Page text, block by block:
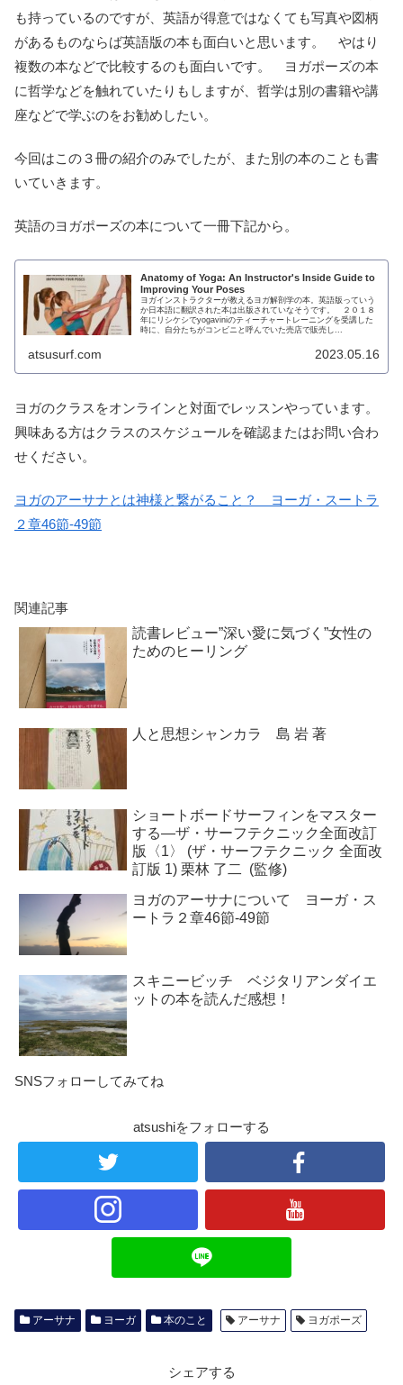
も持っているのですが、英語が得意ではなくても写真や図柄
があるものならば英語版の本も面白いと思います。 やはり
複数の本などで比較するのも面白いです。 ヨガポーズの本
に哲学などを触れていたりもしますが、哲学は別の書籍や講
座などで学ぶのをお勧めしたい。
今回はこの３冊の紹介のみでしたが、また別の本のことも書
いていきます。
英語のヨガポーズの本について一冊下記から。
Anatomy of Yoga: An Instructor's Inside Guide to
Improving Your Poses
ヨガインストラクターが教えるヨガ解剖学の本。英語版っていう
か日本語に翻訳された本は出版されていなそうです。 ２０１８
年にリシケシでyogaviniのティーチャートレーニングを受講した
時に、自分たちがコンビニと呼んでいた売店で販売し...
atsusurf.com 2023.05.16
ヨガのクラスをオンラインと対面でレッスンやっています。
興味ある方はクラスのスケジュールを確認またはお問い合わ
せください。
ヨガのアーサナとは神様と繋がること？ ヨーガ・スートラ
２章46節-49節
関連記事
読書レビュー”深い愛に気づく”女性の
ためのヒーリング
人と思想シャンカラ 島 岩 著
ショートボードサーフィンをマスター
する―ザ・サーフテクニック全面改訂
版〈1〉 (ザ・サーフテクニック 全面改
訂版 1) 栗林 了二 (監修)
ヨガのアーサナについて ヨーガ・ス
ートラ２章46節-49節
スキニービッチ ベジタリアンダイエ
ットの本を読んだ感想！
SNSフォローしてみてね
atsushiをフォローする
アーサナ ヨーガ 本のこと アーサナ ヨガポーズ
シェアする